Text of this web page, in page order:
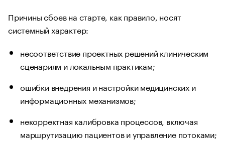
Причины сбоев на старте, как правило, носят
системный характер:
несоответствие проектных решений клиническим
сценариям и локальным практикам;
ошибки внедрения и настройки медицинских и
информационных механизмов;
некорректная калибровка процессов, включая
маршрутизацию пациентов и управление потоками;